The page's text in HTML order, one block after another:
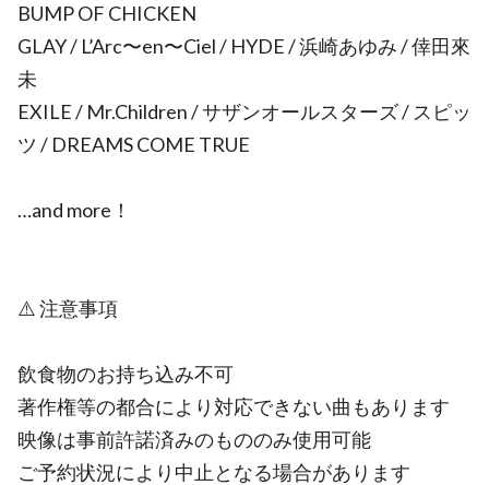
BUMP OF CHICKEN
GLAY / L’Arc〜en〜Ciel / HYDE / 浜崎あゆみ / 倖田來
未
EXILE / Mr.Children / サザンオールスターズ / スピッ
ツ / DREAMS COME TRUE
…and more！
⚠️ 注意事項
飲食物のお持ち込み不可
著作権等の都合により対応できない曲もあります
映像は事前許諾済みのもののみ使用可能
ご予約状況により中止となる場合があります